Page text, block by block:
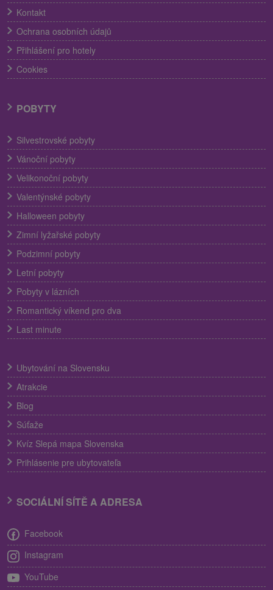
Kontakt
Ochrana osobních údajů
Přihlášení pro hotely
Cookies
POBYTY
Silvestrovské pobyty
Vánoční pobyty
Velikonoční pobyty
Valentýnské pobyty
Halloween pobyty
Zimní lyžařské pobyty
Podzimní pobyty
Letní pobyty
Pobyty v lázních
Romantický víkend pro dva
Last minute
Ubytování na Slovensku
Atrakcie
Blog
Súťaže
Kvíz Slepá mapa Slovenska
Prihlásenie pre ubytovateľa
SOCIÁLNÍ SÍTĚ A ADRESA
Facebook
Instagram
YouTube